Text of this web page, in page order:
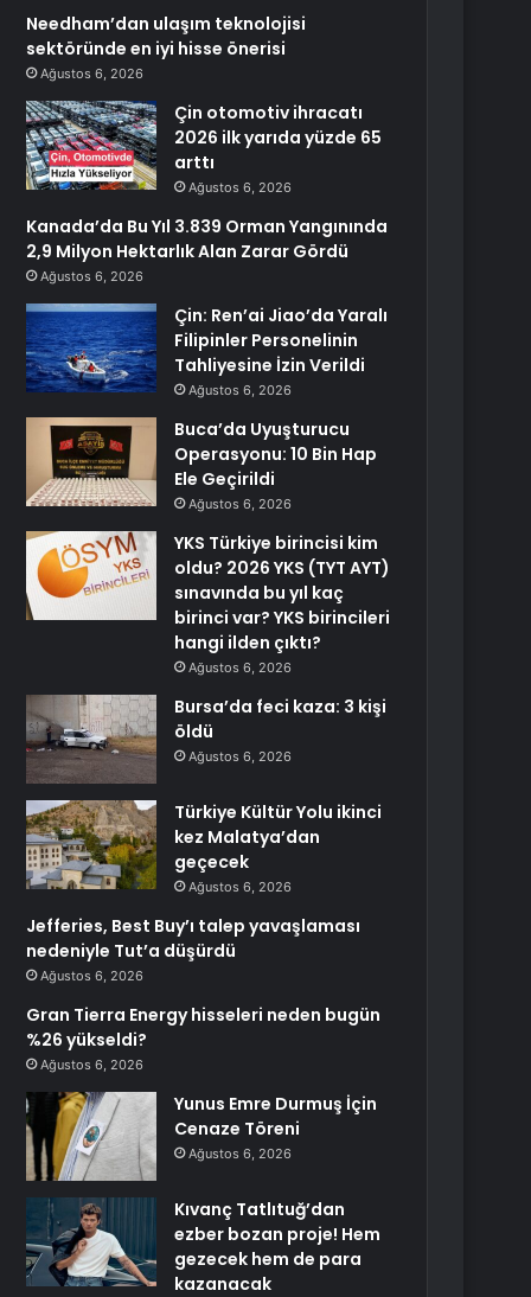
Needham’dan ulaşım teknolojisi
sektöründe en iyi hisse önerisi
Ağustos 6, 2026
Çin otomotiv ihracatı
2026 ilk yarıda yüzde 65
arttı
Ağustos 6, 2026
Kanada’da Bu Yıl 3.839 Orman Yangınında
2,9 Milyon Hektarlık Alan Zarar Gördü
Ağustos 6, 2026
Çin: Ren’ai Jiao’da Yaralı
Filipinler Personelinin
Tahliyesine İzin Verildi
Ağustos 6, 2026
Buca’da Uyuşturucu
Operasyonu: 10 Bin Hap
Ele Geçirildi
Ağustos 6, 2026
YKS Türkiye birincisi kim
oldu? 2026 YKS (TYT AYT)
sınavında bu yıl kaç
birinci var? YKS birincileri
hangi ilden çıktı?
Ağustos 6, 2026
Bursa’da feci kaza: 3 kişi
öldü
Ağustos 6, 2026
Türkiye Kültür Yolu ikinci
kez Malatya’dan
geçecek
Ağustos 6, 2026
Jefferies, Best Buy’ı talep yavaşlaması
nedeniyle Tut’a düşürdü
Ağustos 6, 2026
Gran Tierra Energy hisseleri neden bugün
%26 yükseldi?
Ağustos 6, 2026
Yunus Emre Durmuş İçin
Cenaze Töreni
Ağustos 6, 2026
Kıvanç Tatlıtuğ’dan
ezber bozan proje! Hem
gezecek hem de para
kazanacak